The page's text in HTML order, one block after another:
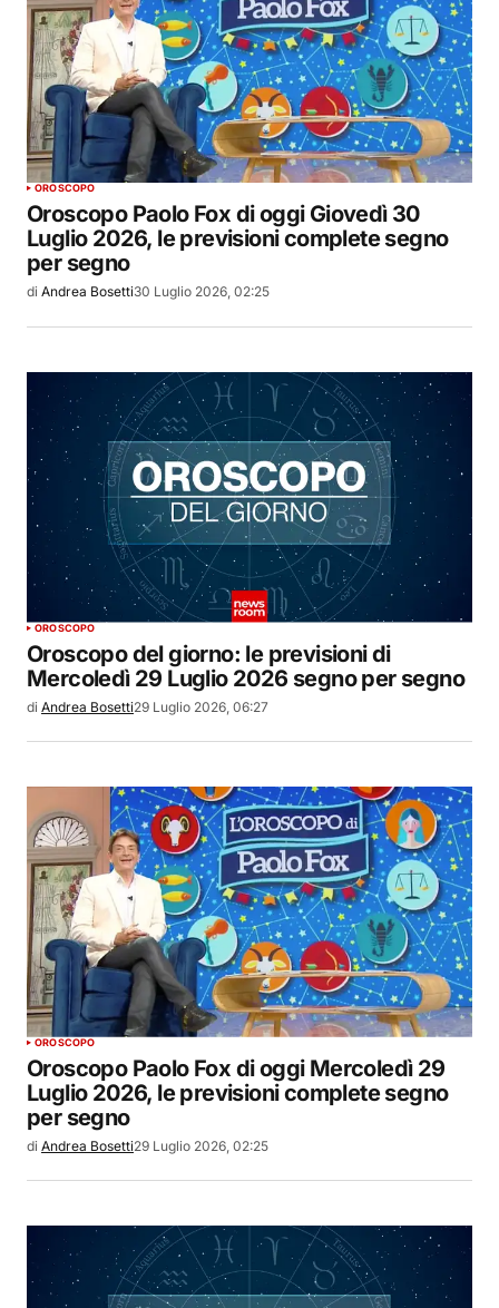
OROSCOPO
Oroscopo Paolo Fox di oggi Giovedì 30
Luglio 2026, le previsioni complete segno
per segno
di Andrea Bosetti30 Luglio 2026, 02:25
OROSCOPO
Oroscopo del giorno: le previsioni di
Mercoledì 29 Luglio 2026 segno per segno
di Andrea Bosetti29 Luglio 2026, 06:27
OROSCOPO
Oroscopo Paolo Fox di oggi Mercoledì 29
Luglio 2026, le previsioni complete segno
per segno
di Andrea Bosetti29 Luglio 2026, 02:25